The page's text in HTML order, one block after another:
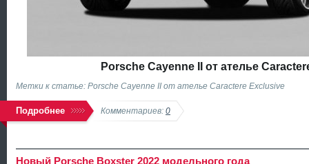
Porsche Cayenne II от ателье
Метки к статье: Porsche Cayenne II от ателье Caractere Exclusive
Подробнее Комментариев: 0
Новый Porsche Boxster 2022 модельного года